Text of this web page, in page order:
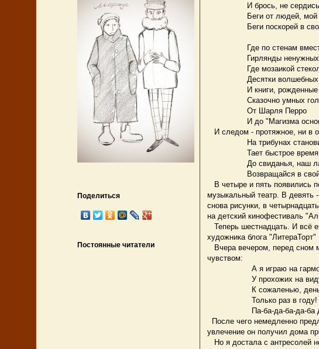
И брось, не сердись,
Беги от людей, мой
Беги поскорей в свой
Где по стенам вместо
Гирлянды ненужных
Где мозаикой стекол
Десятки волшебных
И книги, рожденные
Сказочно умных
От Шарля Перро
И до "Магизма
И следом - протяжное, ни в
На трибунах
Тает быстрое время
До свиданья, наш
Возвращайся в свой
В четыре и пять появились
музыкальный театр. В девять
снова рисунки, в
на детский кинофестиваль
Теперь шестнадцать. И всё
художника блога "ЛитераТорт"
Вчера вечером, перед сном
чувством:
А я играю на
У прохожих на
К сожаленью, день
Только раз в году!
Па-ба-да-ба-да-ба
После чего немедленно
увлечение он получил дома
Но я достала с антресолей
Поделиться
Постоянные читатели